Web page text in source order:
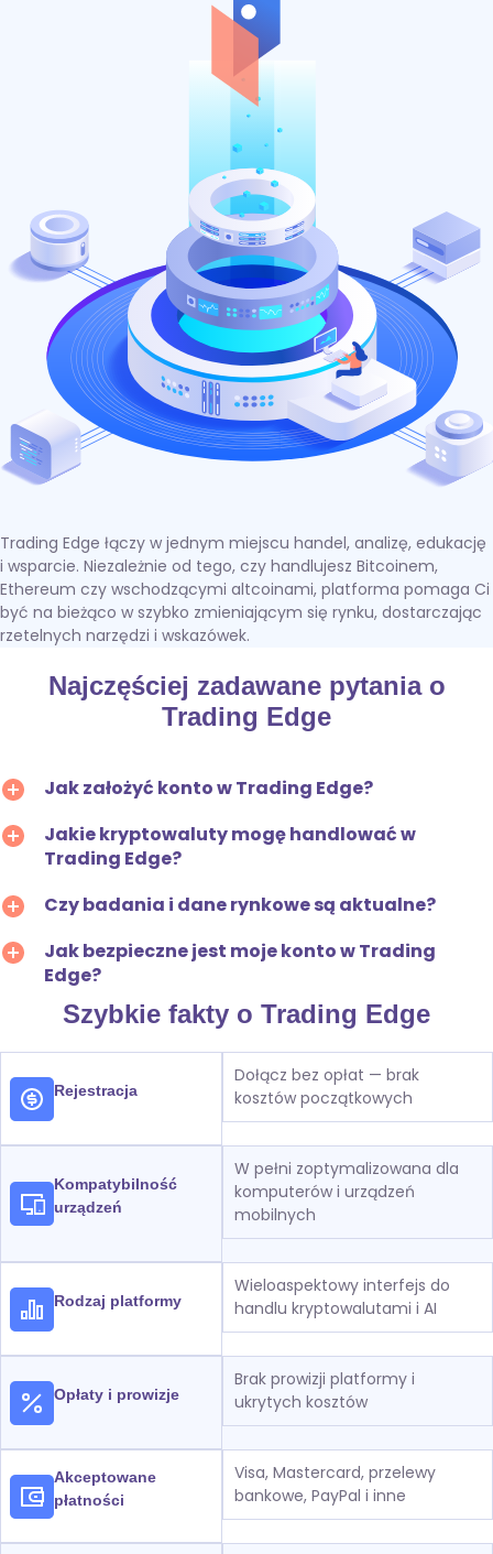
Trading Edge łączy w jednym miejscu handel, analizę, edukację
i wsparcie. Niezależnie od tego, czy handlujesz Bitcoinem,
Ethereum czy wschodzącymi altcoinami, platforma pomaga Ci
być na bieżąco w szybko zmieniającym się rynku, dostarczając
rzetelnych narzędzi i wskazówek.
Najczęściej zadawane pytania o
Trading Edge
Jak założyć konto w Trading Edge?
Jakie kryptowaluty mogę handlować w
Trading Edge?
Czy badania i dane rynkowe są aktualne?
Jak bezpieczne jest moje konto w Trading
Edge?
Szybkie fakty o Trading Edge
Rejestracja
Dołącz bez opłat — brak
kosztów początkowych
Kompatybilność
urządzeń
W pełni zoptymalizowana dla
komputerów i urządzeń
mobilnych
Rodzaj platformy
Wieloaspektowy interfejs do
handlu kryptowalutami i AI
Opłaty i prowizje
Brak prowizji platformy i
ukrytych kosztów
Akceptowane
płatności
Visa, Mastercard, przelewy
bankowe, PayPal i inne